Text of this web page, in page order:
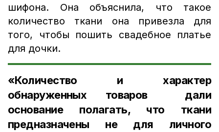
шифона. Она объяснила, что такое
количество ткани она привезла для
того, чтобы пошить свадебное платье
для дочки.
«Количество и характер
обнаруженных товаров дали
основание полагать, что ткани
предназначены не для личного